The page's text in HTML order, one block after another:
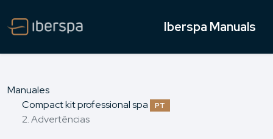
Iberspa Manuals
Manuales
Compact kit professional spa
PT
2. Advertências